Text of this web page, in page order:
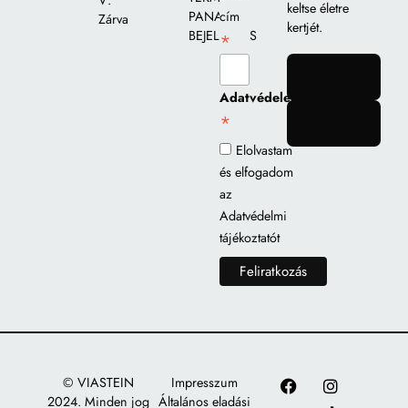
Zárva
PANASZ
BEJELENTÉS
cím
*
Adatvédelem
*
Elolvastam
és elfogadom
az
Adatvédelmi
tájékoztatót
keltse életre
kertjét.
© VIASTEIN
2024. Minden jog
Impresszum
Általános eladási